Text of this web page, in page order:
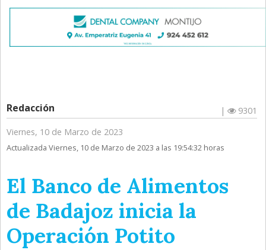
Redacción |
9301
Viernes, 10 de Marzo de 2023
Actualizada Viernes, 10 de Marzo de 2023 a las 19:54:32 horas
El Banco de Alimentos
de Badajoz inicia la
Operación Potito